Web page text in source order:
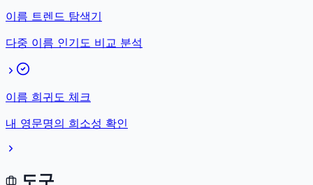
이름 트렌드 탐색기
다중 이름 인기도 비교 분석
이름 희귀도 체크
내 영문명의 희소성 확인
도구